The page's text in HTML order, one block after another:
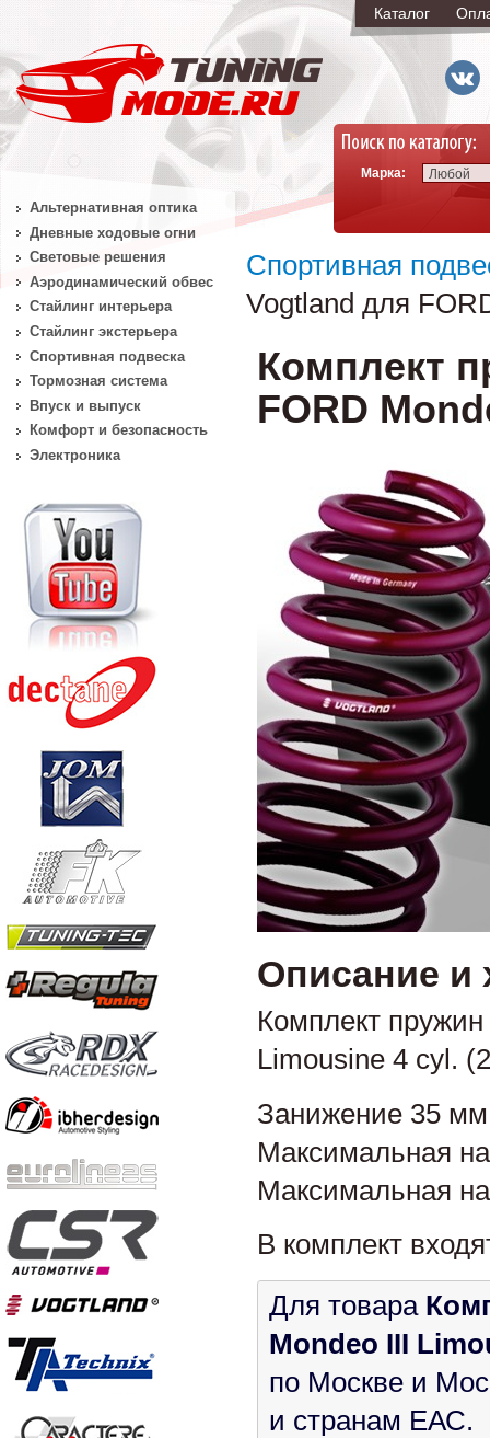
Каталог
Марка: Любой
Спортивная
Vogtland для
Комплект
FORD
Описание и
Комплект
Limousine 4 cyl.
Занижение 35
Максимальная
Максимальная
В комплект
Для товара
Mondeo III
по Москве и
и странам ЕАС.
Альтернативная оптика
Дневные ходовые огни
Световые решения
Аэродинамический обвес
Стайлинг интерьера
Стайлинг экстерьера
Спортивная подвеска
Тормозная система
Впуск и выпуск
Комфорт и безопасность
Электроника